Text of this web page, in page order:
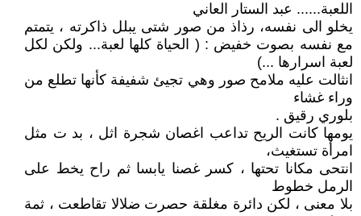
اللعبة...... عبد الستار العاني
يخلو الى نفسه، رذاذ من صور شتى يبلل ذاكرته ، يتمتم
مع نفسه بصوت خفيض : ( الحياة كلها لعبة... ولكن لكل
لعبة اسرارها ...)
انثالت عليه ملامح صور وهي تجيئ شفيفة كأنها تطلع من
وراء غشاء
بلوري رقيق .
يومها كانت الريح تداعب اغصان شجرة اثل ، بد ت مثل
امرأة تستغيث،
انتحى مكانا تحتها ، كسر غصنا يابسا ثم راح يخط على
الرمل خطوط
بلا معنى ، لكن دائرة مغلقة حصرت ضلالا تقاطعت ، ثمة